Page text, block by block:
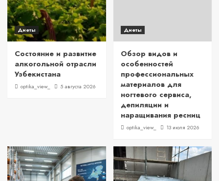
Диеты
Состояние и развитие
алкогольной отрасли
Узбекистана
optika_view_ 5 августа 2026
Диеты
Обзор видов и
особенностей
профессиональных
материалов для
ногтевого сервиса,
депиляции и
наращивания ресниц
optika_view_ 13 июля 2026